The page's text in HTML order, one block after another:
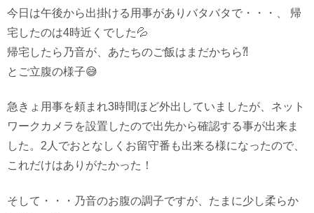
今日は午後から出掛ける用事がありバタバタで・・・、 帰
宅したのは4時近くでした💦
帰宅したら乃音が、あたちのご飯はまだかちら⁈
とご立腹の様子😅
急きょ用事を頼まれ3時間ほど外出していましたが、ネット
ワークカメラを設置したので出先から確認する事が出来ま
した。2人でおとなしくお留守番も出来る様になったので、
これだけはありがたかった！
そして・・・乃音のお腹の調子ですが、たまに少し柔らか